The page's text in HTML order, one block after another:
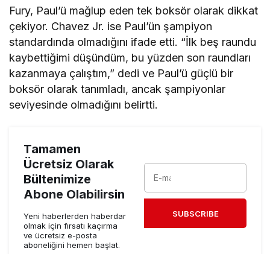
Fury, Paul’ü mağlup eden tek boksör olarak dikkat
çekiyor. Chavez Jr. ise Paul’ün şampiyon
standardında olmadığını ifade etti. “İlk beş raundu
kaybettiğimi düşündüm, bu yüzden son raundları
kazanmaya çalıştım,” dedi ve Paul’ü güçlü bir
boksör olarak tanımladı, ancak şampiyonlar
seviyesinde olmadığını belirtti.
Tamamen
Ücretsiz Olarak
Bültenimize
Abone Olabilirsin
Yeni haberlerden haberdar
olmak için fırsatı kaçırma
ve ücretsiz e-posta
aboneliğini hemen başlat.
SUBSCRIBE